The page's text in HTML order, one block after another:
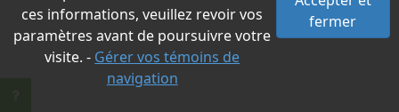
ces informations, veuillez revoir vos
paramètres avant de poursuivre votre
visite. - Gérer vos témoins de
navigation
fermer